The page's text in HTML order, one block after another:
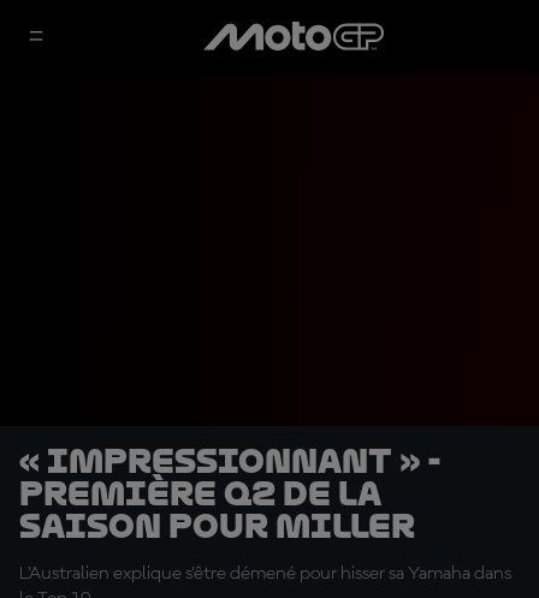
« Impressionnant » -
Première Q2 de la
saison pour Miller
L'Australien explique s'être démené pour hisser sa Yamaha dans